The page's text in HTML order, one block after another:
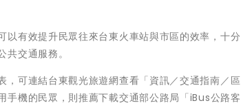
有效提升民眾往來台東火車站與市區的效率，十分
交通服務。
可連結台東觀光旅遊網查看「資訊／交通指南／區
機的民眾，則推薦下載交通部公路局「iBus公路客